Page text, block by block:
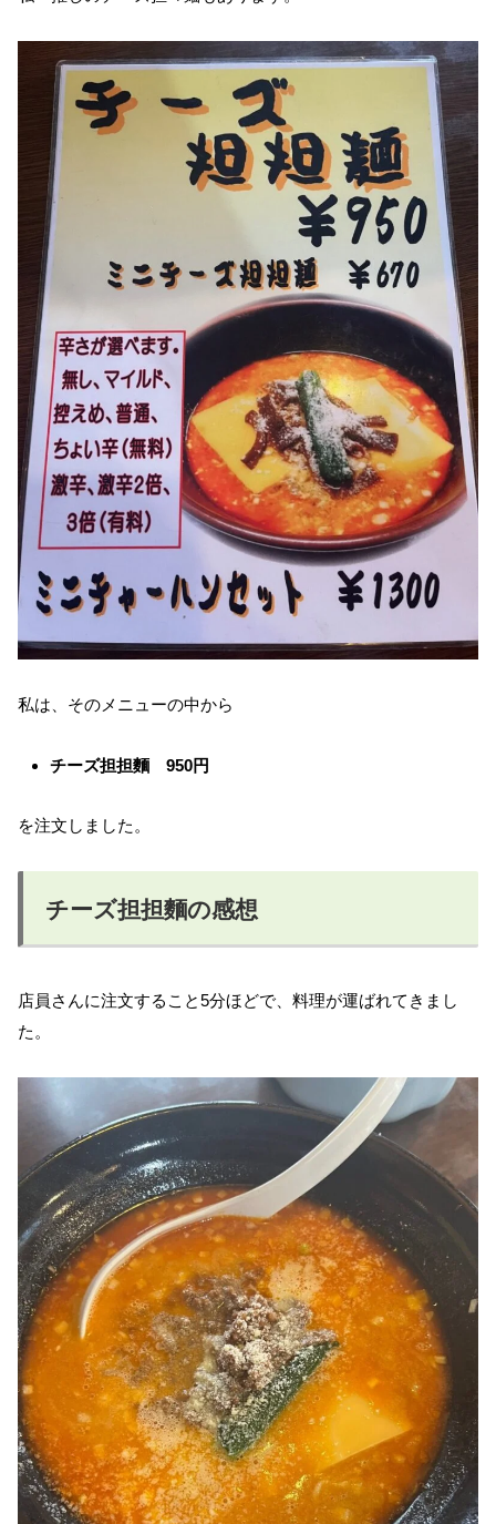
私は、そのメニューの中から
チーズ担担麵 950円
を注文しました。
チーズ担担麵の感想
店員さんに注文すること5分ほどで、料理が運ばれてきまし
た。